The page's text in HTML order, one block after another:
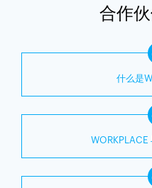
合作伙
什么是
WORKPLACE